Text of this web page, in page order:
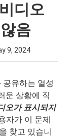
디오
음
9, 2024
유하는 열성
운 상황에 직
오가 표시되지
자가 이 문제
찾고 있습니